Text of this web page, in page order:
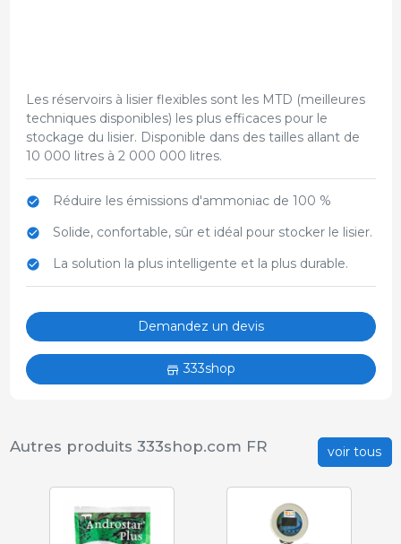
Les réservoirs à lisier flexibles sont les MTD (meilleures
techniques disponibles) les plus efficaces pour le
stockage du lisier. Disponible dans des tailles allant de
10 000 litres à 2 000 000 litres.
Réduire les émissions d'ammoniac de 100 %
Solide, confortable, sûr et idéal pour stocker le lisier.
La solution la plus intelligente et la plus durable.
Demandez un devis
333shop
voir tous
Autres produits 333shop.com FR